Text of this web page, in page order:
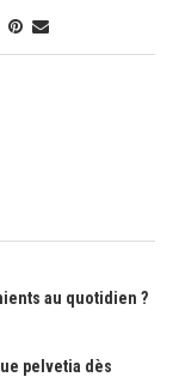
au quotidien ?
pelvetia dès